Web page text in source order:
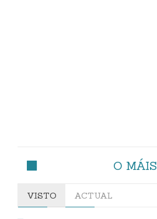
O MÁIS
VISTO ACTUAL